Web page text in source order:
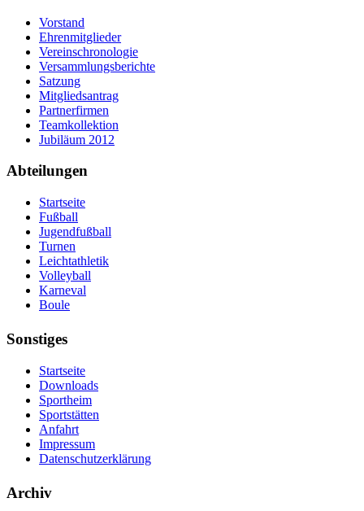
Vorstand
Ehrenmitglieder
Vereinschronologie
Versammlungsberichte
Satzung
Mitgliedsantrag
Partnerfirmen
Teamkollektion
Jubiläum 2012
Abteilungen
Startseite
Fußball
Jugendfußball
Turnen
Leichtathletik
Volleyball
Karneval
Boule
Sonstiges
Startseite
Downloads
Sportheim
Sportstätten
Anfahrt
Impressum
Datenschutzerklärung
Archiv